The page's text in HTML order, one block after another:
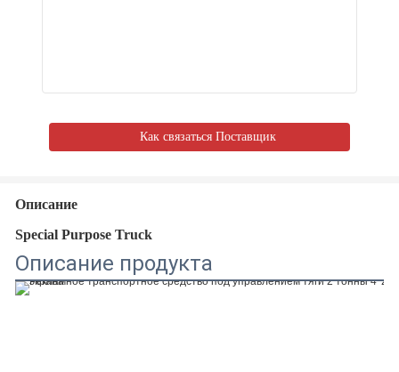
Как связаться Поставщик
Описание
Special Purpose Truck
Описание продукта